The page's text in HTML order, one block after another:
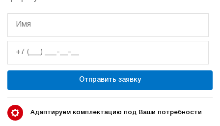
Гидростанция с домкратом 100 тонн НЭР-3И311Т
3.5
78 174 руб Купить
электрический
Гидростанция с домкратом 100 тонн НЭР-3И321Т
4.7
Отправить заявку
Адаптируем комплектацию под Ваши потребности